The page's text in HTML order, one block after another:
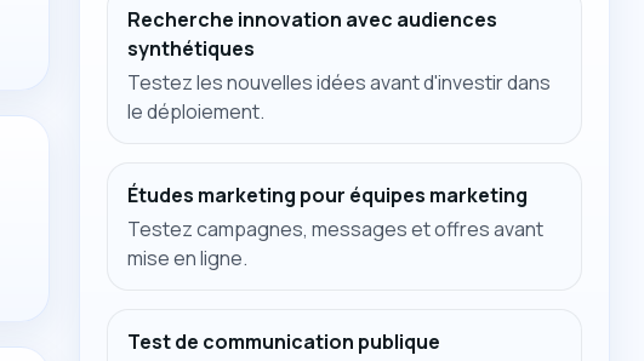
Recherche innovation avec audiences
synthétiques
Testez les nouvelles idées avant d'investir dans
le déploiement.
Études marketing pour équipes marketing
Testez campagnes, messages et offres avant
mise en ligne.
Test de communication publique